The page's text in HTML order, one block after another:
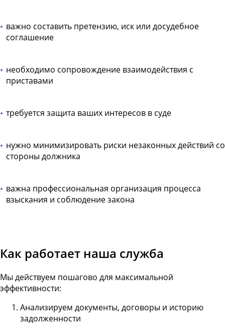
важно составить претензию, иск или досудебное
соглашение
необходимо сопровождение взаимодействия с
приставами
требуется защита ваших интересов в суде
нужно минимизировать риски незаконных действий со
стороны должника
важна профессиональная организация процесса
взыскания и соблюдение закона
Как работает наша служба
Мы действуем пошагово для максимальной
эффективности:
Анализируем документы, договоры и историю
задолженности